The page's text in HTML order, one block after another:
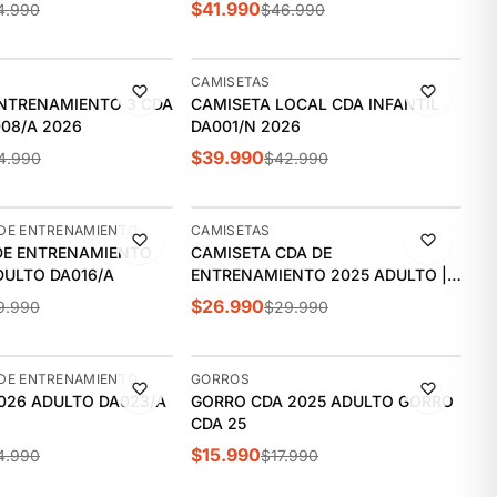
$41.990$46.990
3 CDA
A 2026
-7%
CAMISETAS
CAMISETA LOCAL CDA INFANTIL
DA001/N 2026
$39.990$42.990
ENTRENAMIENTO
ENTRENAMIENTO
DA016/A
-10%
CAMISETAS
CAMISETA CDA DE
ENTRENAMIENTO 2025 ADULTO |
DA009/A
$26.990$29.990
ENTRENAMIENTO
ADULTO DA023/A
-11%
GORROS
GORRO CDA 2025 ADULTO GORRO
CDA 25
$15.990$17.990